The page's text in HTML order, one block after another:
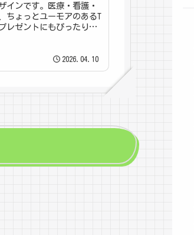
インです。医療・看護・
ちょっとユーモアのあるT
レゼントにもぴったりで
2026.04.10